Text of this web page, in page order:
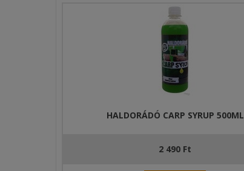
HALDORÁDÓ CARP SYRUP 500ML
2 490 Ft